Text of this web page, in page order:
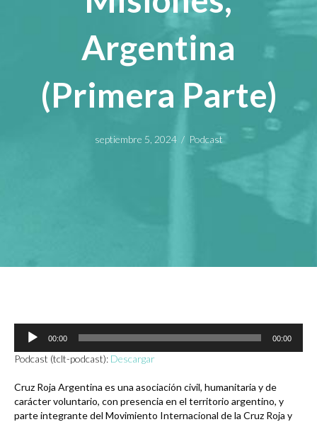
Argentina
(Primera Parte)
septiembre 5, 2024 / Podcast
Reproductor
audio
00:00 00:00
Podcast (tclt-podcast): Descargar
Cruz Roja Argentina es una asociación civil, humanitaria y de
carácter voluntario, con presencia en el territorio argentino, y
parte integrante del Movimiento Internacional de la Cruz Roja y